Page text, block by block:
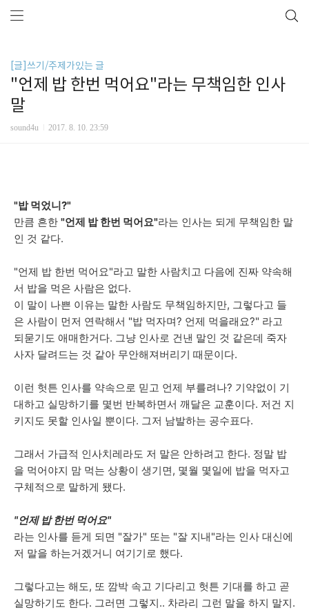
[글]쓰기/주제가있는 글
"언제 밥 한번 먹어요"라는 무책임한 인사
말
sound4u 2017. 8. 10. 23:59
"밥 먹었니?"
만큼 흔한 "언제 밥 한번 먹어요"라는 인사는 되게 무책임한 말
인 것 같다.
"언제 밥 한번 먹어요"라고 말한 사람치고 다음에 진짜 약속해
서 밥을 먹은 사람은 없다.
이 말이 나쁜 이유는 말한 사람도 무책임하지만, 그렇다고 들
은 사람이 먼저 연락해서 "밥 먹자며? 언제 먹을래요?" 라고
되묻기도 애매한거다. 그냥 인사로 건낸 말인 것 같은데 죽자
사자 달려드는 것 같아 무안해져버리기 때문이다.
이런 헛튼 인사를 약속으로 믿고 언제 부를려나? 기약없이 기
대하고 실망하기를 몇번 반복하면서 깨달은 교훈이다. 저건 지
키지도 못할 인사일 뿐이다. 그저 남발하는 공수표다.
그래서 가급적 인사치레라도 저 말은 안하려고 한다. 정말 밥
을 먹어야지 맘 먹는 상황이 생기면, 몇월 몇일에 밥을 먹자고
구체적으로 말하게 됐다.
"언제 밥 한번 먹어요"
라는 인사를 듣게 되면 "잘가" 또는 "잘 지내"라는 인사 대신에
저 말을 하는거겠거니 여기기로 했다.
그렇다고는 해도, 또 깜박 속고 기다리고 헛튼 기대를 하고 곧
실망하기도 한다. 그러면 그렇지.. 차라리 그런 말을 하지 말지.